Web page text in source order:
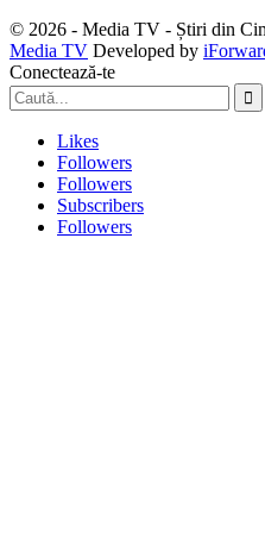
© 2026 - Media TV - Știri din
Media TV Developed by
Conectează-te
Likes
Followers
Followers
Subscribers
Followers